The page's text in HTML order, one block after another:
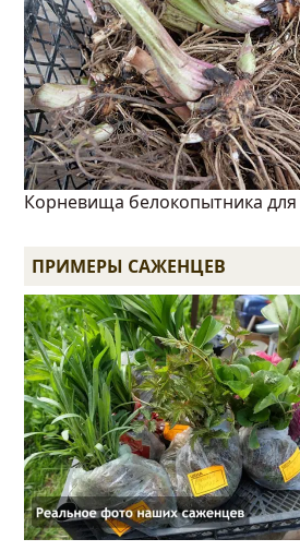
Корневища белокопытника для
ПРИМЕРЫ САЖЕНЦЕВ